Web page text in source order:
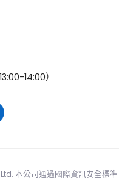
14:00）
Ltd. 本公司通過國際資訊安全標